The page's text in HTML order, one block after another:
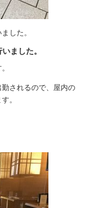
した。
ました。
されるので、屋内の
。